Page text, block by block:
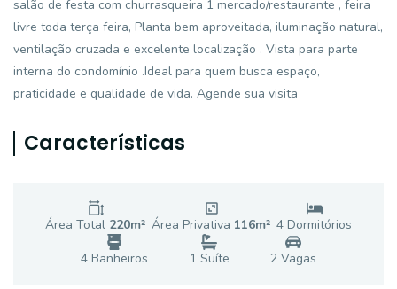
salão de festa com churrasqueira 1 mercado/restaurante , feira
livre toda terça feira, Planta bem aproveitada, iluminação natural,
ventilação cruzada e excelente localização . Vista para parte
interna do condomínio .Ideal para quem busca espaço,
praticidade e qualidade de vida. Agende sua visita
Características
Área Total 220m² Área Privativa 116m² 4 Dormitórios
4 Banheiros 1 Suíte 2Vagas